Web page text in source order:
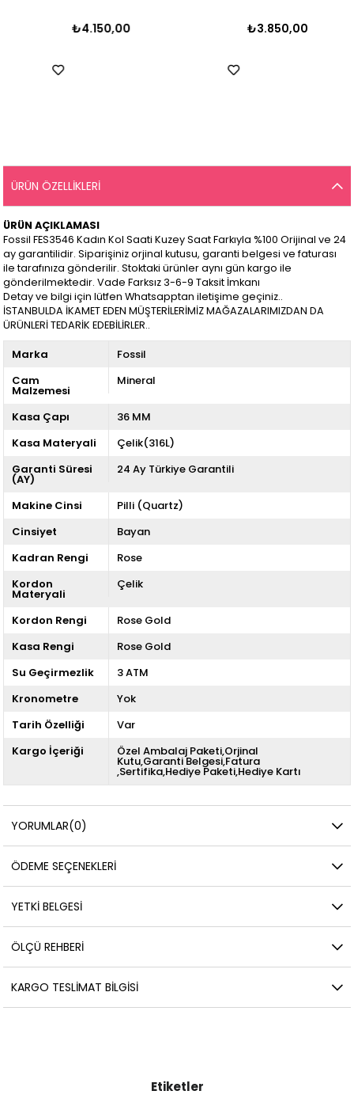
ÜRÜN ÖZELLIKLERI
ÜRÜN AÇIKLAMASI
Fossil FES3546 Kadın Kol Saati Kuzey Saat Farkıyla %100 Orijinal ve 24
ay garantilidir. Siparişiniz orjinal kutusu, garanti belgesi ve faturası
ile tarafınıza gönderilir. Stoktaki ürünler aynı gün kargo ile
gönderilmektedir. Vade Farksız 3-6-9 Taksit İmkanı
Detay ve bilgi için lütfen Whatsapptan iletişime geçiniz..
İSTANBULDA İKAMET EDEN MÜŞTERİLERİMİZ MAĞAZALARIMIZDAN DA
ÜRÜNLERİ TEDARİK EDEBİLİRLER..
Marka
Fossil
Cam
Malzemesi
Mineral
Kasa Çapı
36 MM
Kasa Materyali
Çelik(316L)
Garanti Süresi
(AY)
24 Ay Türkiye Garantili
Makine Cinsi
Pilli (Quartz)
Cinsiyet
Bayan
Kadran Rengi
Rose
Kordon
Materyali
Çelik
Kordon Rengi
Rose Gold
Kasa Rengi
Rose Gold
Su Geçirmezlik
3 ATM
Kronometre
Yok
Tarih Özelliği
Var
Kargo İçeriği
Özel Ambalaj Paketi,Orjinal
Kutu,Garanti Belgesi,Fatura
,Sertifika,Hediye Paketi,Hediye Kartı
YORUMLAR(0)
ÖDEME SEÇENEKLERI
YETKİ BELGESİ
ÖLÇÜ REHBERI
KARGO TESLIMAT BILGISI
Etiketler